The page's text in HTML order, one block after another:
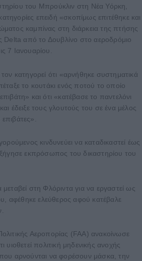
του Μπρούκλιν στη Νέα Υόρκη,
επειδή «σκοπίμως επιτέθηκε και
καμπίνας στη διάρκεια της πτήσης
Delta από το Δουβλίνο στο αεροδρόμιο
7 Ιανουαρίου.
κατηγορεί ότι «αρνήθηκε συστηματικά
το κουτάκι ενός ποτού το οποίο
και ότι «κατέβασε το παντελόνι
έδειξε τους γλουτούς του σε ένα μέλος
κινδυνεύει να καταδικαστεί έως
εκπρόσωπος του δικαστηρίου του
στη Φλόριντα για να εργαστεί ως
αφέθηκε ελεύθερος αφού κατέβαλε
Αεροπορίας (FAA) ανακοίνωσε
υιοθετεί πολιτική μηδενικής ανοχής
αρνούνται να φορέσουν μάσκα, την